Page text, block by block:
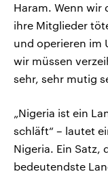
Haram. Wenn wir
ihre Mitglieder
und operieren im
wir müssen
sehr, sehr mutig
„Nigeria ist ein
schläft“ – lautet
Nigeria. Ein Satz,
bedeutendste